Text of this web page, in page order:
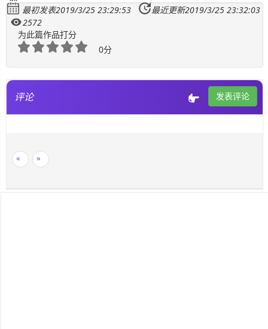
SignalR
ASP.NET
最初发表2019/3/25 23:29:53
最近更新2019/3/25 23:32:03
2572
为此篇作品打分
0分
评论 发表评论
« »